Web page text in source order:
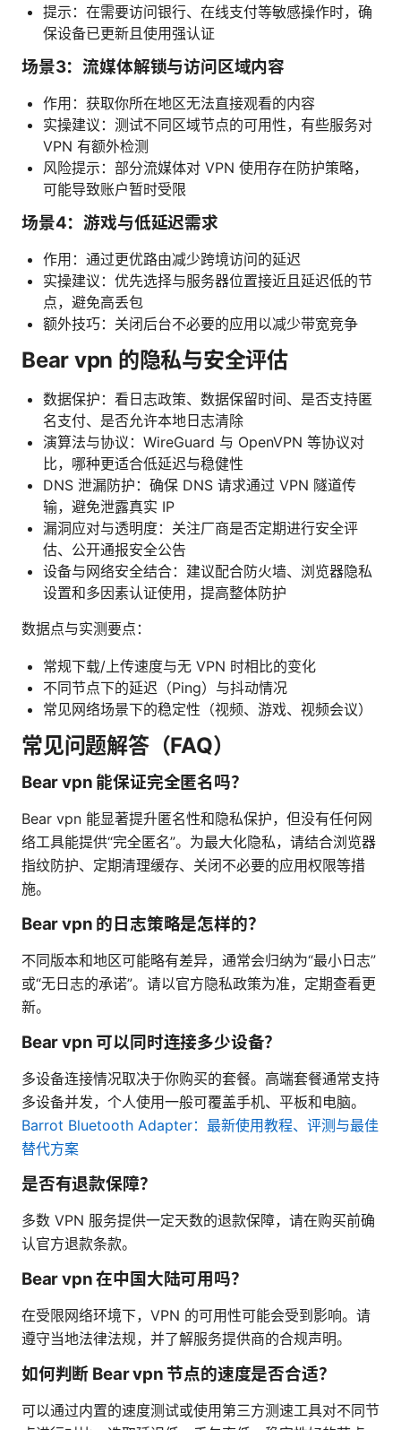
提示：在需要访问银行、在线支付等敏感操作时，确
保设备已更新且使用强认证
场景3：流媒体解锁与访问区域内容
作用：获取你所在地区无法直接观看的内容
实操建议：测试不同区域节点的可用性，有些服务对
VPN 有额外检测
风险提示：部分流媒体对 VPN 使用存在防护策略，
可能导致账户暂时受限
场景4：游戏与低延迟需求
作用：通过更优路由减少跨境访问的延迟
实操建议：优先选择与服务器位置接近且延迟低的节
点，避免高丢包
额外技巧：关闭后台不必要的应用以减少带宽竞争
Bear vpn 的隐私与安全评估
数据保护：看日志政策、数据保留时间、是否支持匿
名支付、是否允许本地日志清除
演算法与协议：WireGuard 与 OpenVPN 等协议对
比，哪种更适合低延迟与稳健性
DNS 泄漏防护：确保 DNS 请求通过 VPN 隧道传
输，避免泄露真实 IP
漏洞应对与透明度：关注厂商是否定期进行安全评
估、公开通报安全公告
设备与网络安全结合：建议配合防火墙、浏览器隐私
设置和多因素认证使用，提高整体防护
数据点与实测要点：
常规下载/上传速度与无 VPN 时相比的变化
不同节点下的延迟（Ping）与抖动情况
常见网络场景下的稳定性（视频、游戏、视频会议）
常见问题解答（FAQ）
Bear vpn 能保证完全匿名吗？
Bear vpn 能显著提升匿名性和隐私保护，但没有任何网
络工具能提供“完全匿名”。为最大化隐私，请结合浏览器
指纹防护、定期清理缓存、关闭不必要的应用权限等措
施。
Bear vpn 的日志策略是怎样的？
不同版本和地区可能略有差异，通常会归纳为“最小日志”
或“无日志的承诺”。请以官方隐私政策为准，定期查看更
新。
Bear vpn 可以同时连接多少设备？
多设备连接情况取决于你购买的套餐。高端套餐通常支持
多设备并发，个人使用一般可覆盖手机、平板和电脑。
Barrot Bluetooth Adapter：最新使用教程、评测与最佳
替代方案
是否有退款保障？
多数 VPN 服务提供一定天数的退款保障，请在购买前确
认官方退款条款。
Bear vpn 在中国大陆可用吗？
在受限网络环境下，VPN 的可用性可能会受到影响。请
遵守当地法律法规，并了解服务提供商的合规声明。
如何判断 Bear vpn 节点的速度是否合适？
可以通过内置的速度测试或使用第三方测速工具对不同节